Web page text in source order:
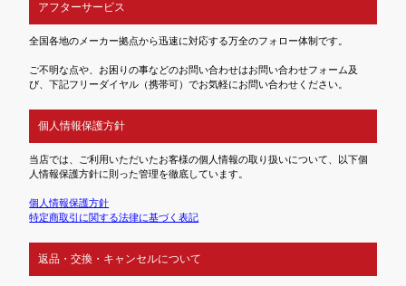
アフターサービス
全国各地のメーカー拠点から迅速に対応する万全のフォロー体制です。
ご不明な点や、お困りの事などのお問い合わせはお問い合わせフォーム及
び、下記フリーダイヤル（携帯可）でお気軽にお問い合わせください。
個人情報保護方針
当店では、ご利用いただいたお客様の個人情報の取り扱いについて、以下個
人情報保護方針に則った管理を徹底しています。
個人情報保護方針
特定商取引に関する法律に基づく表記
返品・交換・キャンセルについて